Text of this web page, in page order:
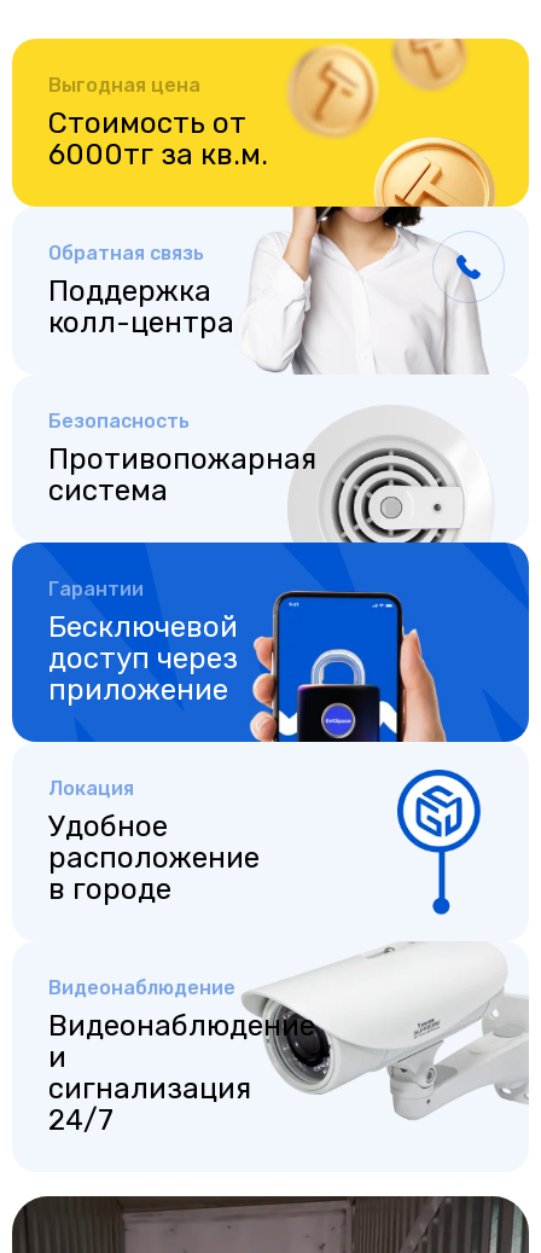
Выгодная цена
Стоимость от
6000тг за кв.м.
Обратная связь
Поддержка
колл-центра
Безопасность
Противопожарная
система
Видеонаблюдение
Видеонаблюдение
и
сигнализация
24/7
Локация
Удобное
расположение
в городе
Гарантии
Бесключевой
доступ через
приложение